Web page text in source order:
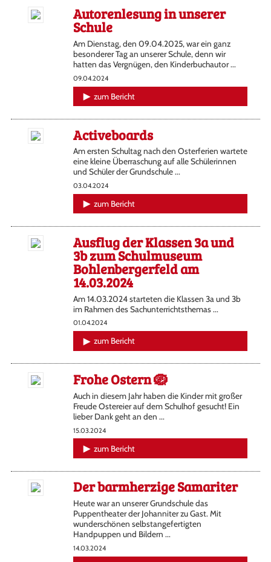
Autorenlesung in unserer
Schule
Am Dienstag, den 09.04.2025, war ein ganz
besonderer Tag an unserer Schule, denn wir
hatten das Vergnügen, den Kinderbuchautor ...
09.04.2024
zum Bericht
Activeboards
Am ersten Schultag nach den Osterferien wartete
eine kleine Überraschung auf alle Schülerinnen
und Schüler der Grundschule ...
03.04.2024
zum Bericht
Ausflug der Klassen 3a und
3b zum Schulmuseum
Bohlenbergerfeld am
14.03.2024
Am 14.03.2024 starteten die Klassen 3a und 3b
im Rahmen des Sachunterrichtsthemas ...
01.04.2024
zum Bericht
Frohe Ostern 🪺
Auch in diesem Jahr haben die Kinder mit großer
Freude Ostereier auf dem Schulhof gesucht! Ein
lieber Dank geht an den ...
15.03.2024
zum Bericht
Der barmherzige Samariter
Heute war an unserer Grundschule das
Puppentheater der Johanniter zu Gast. Mit
wunderschönen selbstangefertigten
Handpuppen und Bildern ...
14.03.2024